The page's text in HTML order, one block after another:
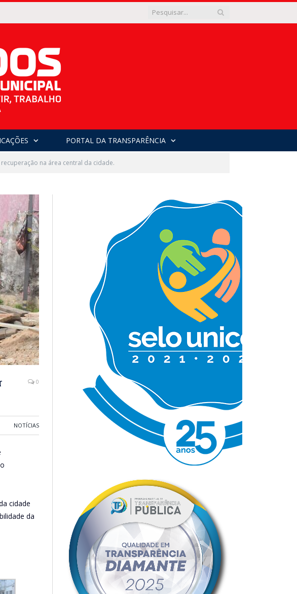
PORTAL DA TRANSPARÊNCIA
na área central da cidade.
0
NOTÍCIAS
cidade
da